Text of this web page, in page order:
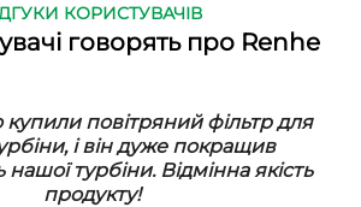
КОРИСТУВАЧІВ
говорять про Renhe
повітряний фільтр для
і він дуже покращив
нашої турбіни. Відмінна якість
продукту!